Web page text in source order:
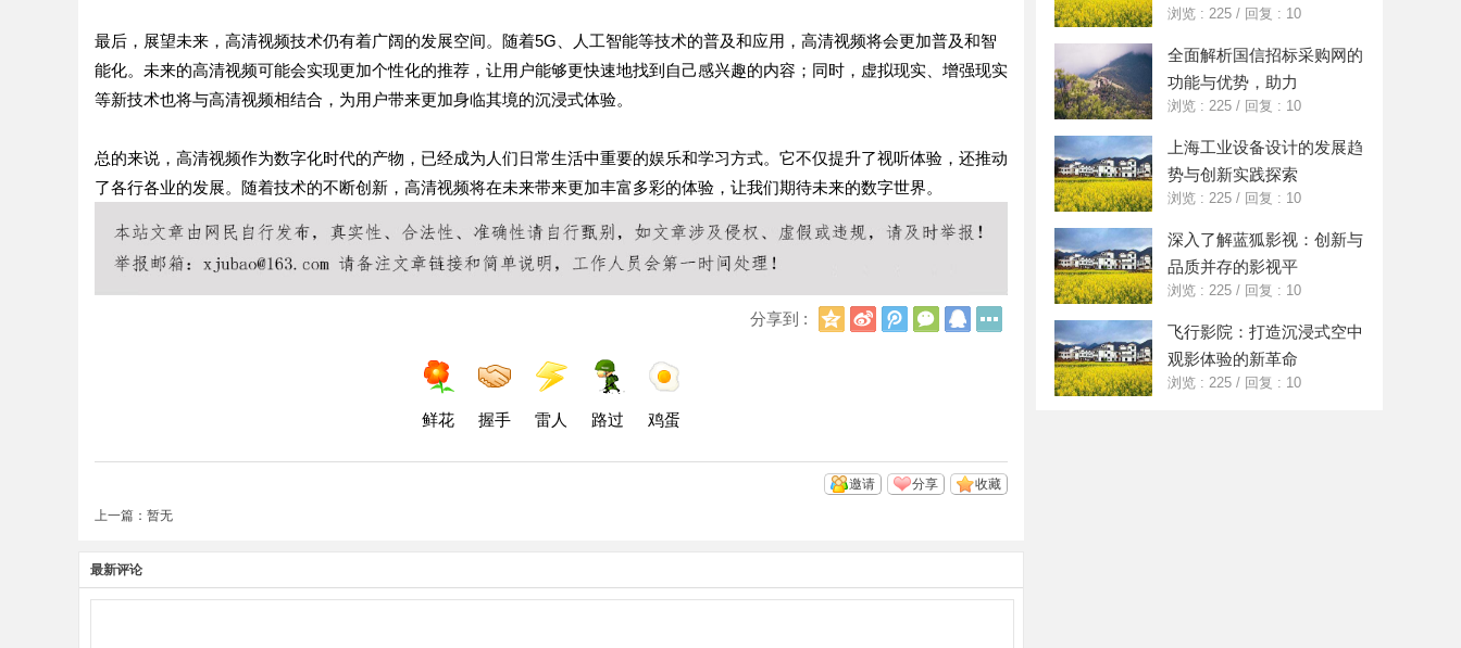
最后，展望未来，高清视频技术仍有着广阔的发展空间。随着5G、人工智能等技术的普及和应用，高清视频将会更加普及和智
能化。未来的高清视频可能会实现更加个性化的推荐，让用户能够更快速地找到自己感兴趣的内容；同时，虚拟现实、增强现实
等新技术也将与高清视频相结合，为用户带来更加身临其境的沉浸式体验。
总的来说，高清视频作为数字化时代的产物，已经成为人们日常生活中重要的娱乐和学习方式。它不仅提升了视听体验，还推动
了各行各业的发展。随着技术的不断创新，高清视频将在未来带来更加丰富多彩的体验，让我们期待未来的数字世界。
分享到 :
Q
新
浪
腾
讯
微
信
Q
鲜花 握手 雷人 路过 鸡蛋
收藏
分享
邀请
上一篇：暂无
最新评论
浏览 : 225 / 回复 : 10
全面解析国信招标采购网的
功能与优势，助力
浏览 : 225 / 回复 : 10
上海工业设备设计的发展趋
势与创新实践探索
浏览 : 225 / 回复 : 10
深入了解蓝狐影视：创新与
品质并存的影视平
浏览 : 225 / 回复 : 10
飞行影院：打造沉浸式空中
观影体验的新革命
浏览 : 225 / 回复 : 10